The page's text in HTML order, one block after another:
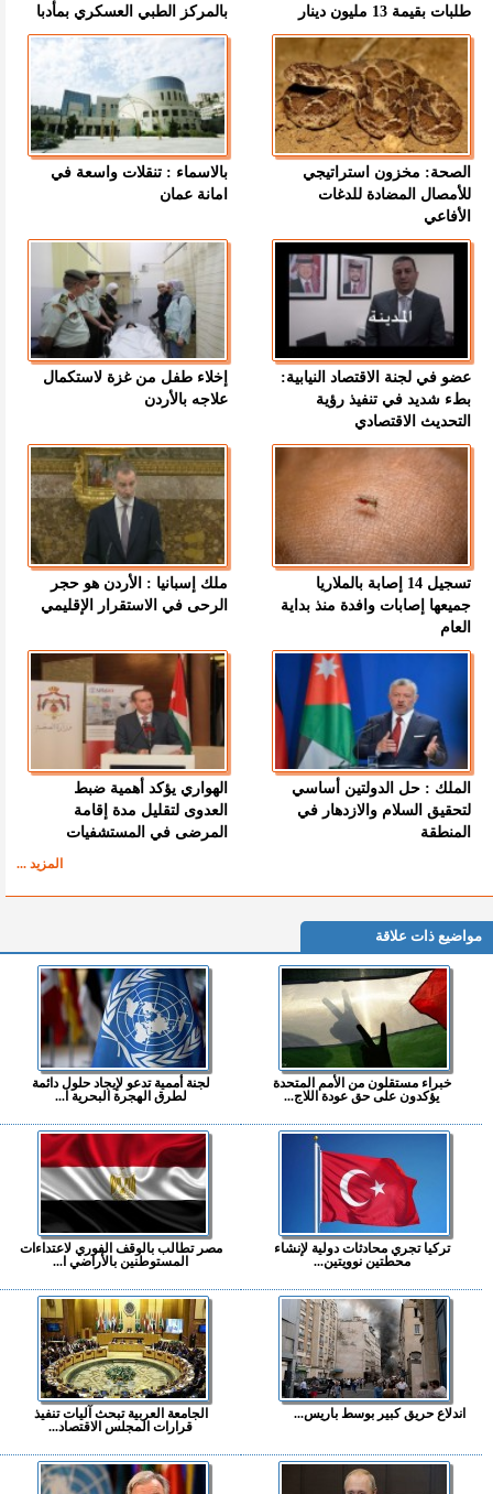
طلبات بقيمة 13 مليون دينار بالمركز الطبي العسكري بمأدبا
الصحة: مخزون استراتيجي
للأمصال المضادة للدغات
الأفاعي
بالاسماء : تنقلات واسعة في
امانة عمان
عضو في لجنة الاقتصاد النيابية:
بطء شديد في تنفيذ رؤية
التحديث الاقتصادي
إخلاء طفل من غزة لاستكمال
علاجه بالأردن
تسجيل 14 إصابة بالملاريا
جميعها إصابات وافدة منذ بداية
العام
ملك إسبانيا : الأردن هو حجر
الرحى في الاستقرار الإقليمي
الملك : حل الدولتين أساسي
لتحقيق السلام والازدهار في
المنطقة
الهواري يؤكد أهمية ضبط
العدوى لتقليل مدة إقامة
المرضى في المستشفيات
المزيد ...
مواضيع ذات علاقة
خبراء مستقلون من الأمم المتحدة
يؤكدون على حق عودة اللاج...
لجنة أممية تدعو لإيجاد حلول دائمة
لطرق الهجرة البحرية ا...
تركيا تجري محادثات دولية لإنشاء
محطتين نوويتين...
مصر تطالب بالوقف الفوري لاعتداءات
المستوطنين بالأراضي ا...
اندلاع حريق كبير بوسط باريس...
الجامعة العربية تبحث آليات تنفيذ
قرارات المجلس الاقتصاد...